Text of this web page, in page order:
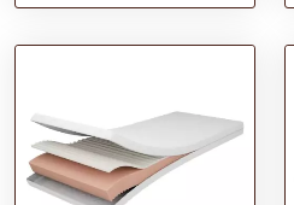
kétoldalas hab matrac 160x200